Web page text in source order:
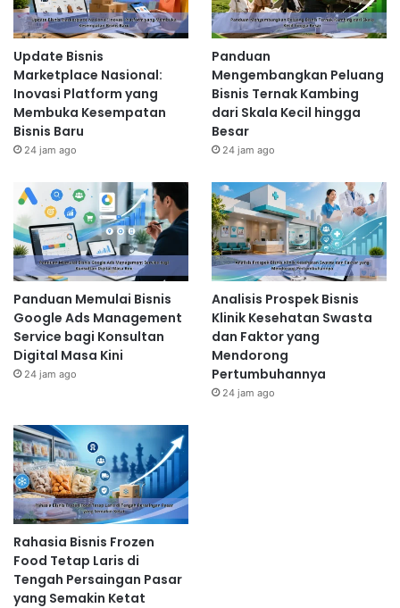
Update Bisnis
Marketplace Nasional:
Inovasi Platform yang
Membuka Kesempatan
Bisnis Baru
24 jam ago
Panduan
Mengembangkan Peluang
Bisnis Ternak Kambing
dari Skala Kecil hingga
Besar
24 jam ago
Panduan Memulai Bisnis
Google Ads Management
Service bagi Konsultan
Digital Masa Kini
24 jam ago
Analisis Prospek Bisnis
Klinik Kesehatan Swasta
dan Faktor yang
Mendorong
Pertumbuhannya
24 jam ago
Rahasia Bisnis Frozen
Food Tetap Laris di
Tengah Persaingan Pasar
yang Semakin Ketat